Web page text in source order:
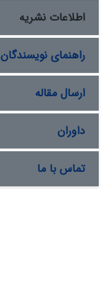
اطلاعات نشریه
راهنمای نویسندگان
ارسال مقاله
داوران
تماس با ما